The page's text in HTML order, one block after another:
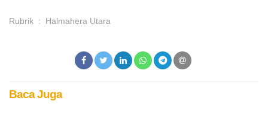
Rubrik : Halmahera Utara
Baca Juga